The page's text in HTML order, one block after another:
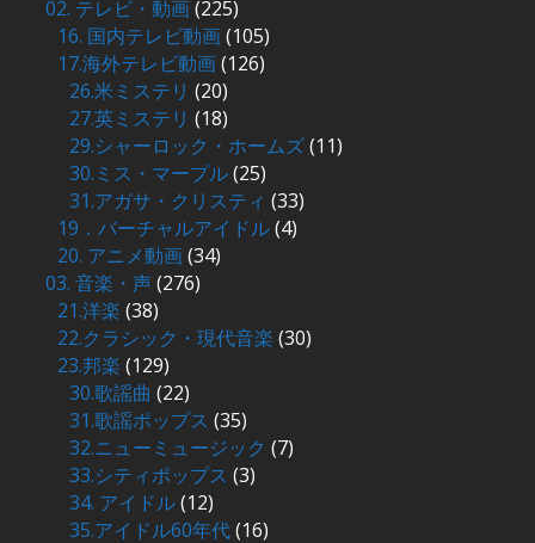
02. テレビ・動画(225)
16. 国内テレビ動画(105)
17.海外テレビ動画(126)
26.米ミステリ (20)
27.英ミステリ (18)
29.シャーロック・ホームズ(11)
30.ミス・マープル(25)
31.アガサ・クリスティ (33)
19．バーチャルアイドル(4)
20. アニメ動画(34)
03. 音楽・声(276)
21.洋楽 (38)
22.クラシック・現代音楽 (30)
23.邦楽 (129)
30.歌謡曲 (22)
31.歌謡ポップス (35)
32.ニューミュージック (7)
33.シティポップス (3)
34. アイドル(12)
35.アイドル60年代(16)